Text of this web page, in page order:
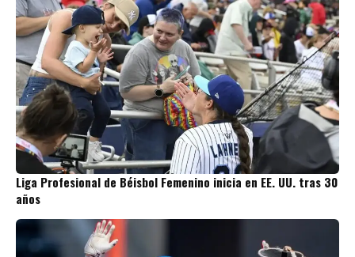
Liga Profesional de Béisbol Femenino inicia en EE. UU. tras 30
años